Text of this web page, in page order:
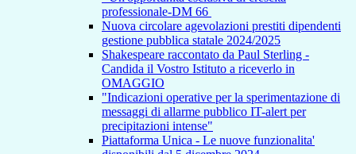
professionale-DM 66
Nuova circolare agevolazioni prestiti dipendenti
gestione pubblica statale 2024/2025
Shakespeare raccontato da Paul Sterling -
Candida il Vostro Istituto a riceverlo in
OMAGGIO
"Indicazioni operative per la sperimentazione di
messaggi di allarme pubblico IT-alert per
precipitazioni intense"
Piattaforma Unica - Le nuove funzionalita'